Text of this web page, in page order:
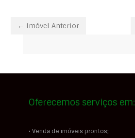
← Imóvel Anterior
Oferecemos serviços em:
• Venda de imóveis prontos;